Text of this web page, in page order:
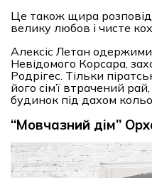
Це також щира
велику любов і чисте
Алексіс Летан
Невідомого Корсара,
Родрігес. Тільки
його сім’ї втрачений
будинок під дахом
“Мовчазний дім”